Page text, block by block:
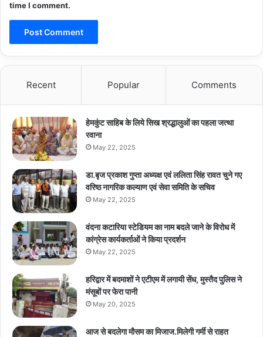
time I comment.
Recent Popular Comments
हेमकुंट साहिब के लिये सिख श्रद्धालुओं का पहला जत्था
रवाना
May 22, 2025
डा.बृज प्रकाश गुप्ता अध्यक्ष एवं ललिता सिंह रावत चुने गए
वरिष्ठ नागरिक कल्याण एवं सेवा समिति के सचिव
May 22, 2025
वंदना कटारिया स्टेडियम का नाम बदले जाने के विरोध में
कांग्रेस कार्यकर्ताओं ने किया प्रदर्शन
May 22, 2025
हरिद्वार में बदमाशों ने एटीएम में लगायी सेंध, मुस्तैद पुलिस ने
मंसूबों पर फेरा पानी
May 20, 2025
आज से बदलेगा मौसम का मिजाज.मिलेगी गर्मी से राहत